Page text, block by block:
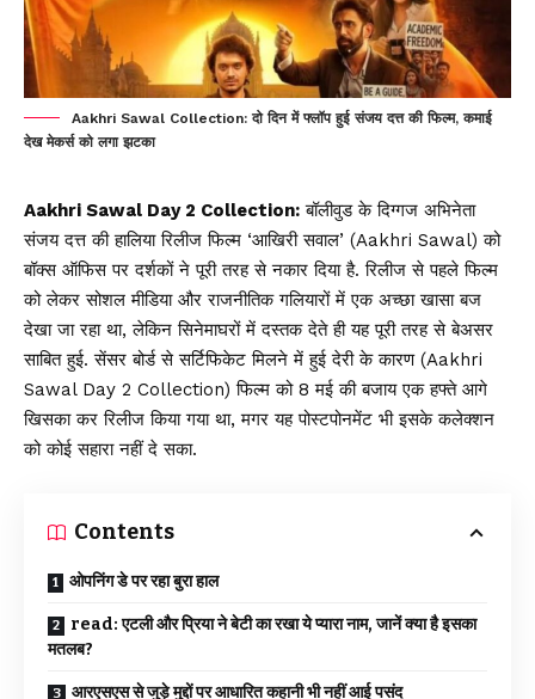
Aakhri Sawal Collection: दो दिन में फ्लॉप हुई संजय दत्त की फिल्म, कमाई
देख मेकर्स को लगा झटका
Aakhri Sawal Day 2 Collection: बॉलीवुड के दिग्गज अभिनेता
संजय दत्त की हालिया रिलीज फिल्म ‘आखिरी सवाल’ (Aakhri Sawal) को
बॉक्स ऑफिस पर दर्शकों ने पूरी तरह से नकार दिया है. रिलीज से पहले फिल्म
को लेकर सोशल मीडिया और राजनीतिक गलियारों में एक अच्छा खासा बज
देखा जा रहा था, लेकिन सिनेमाघरों में दस्तक देते ही यह पूरी तरह से बेअसर
साबित हुई. सेंसर बोर्ड से सर्टिफिकेट मिलने में हुई देरी के कारण (Aakhri
Sawal Day 2 Collection) फिल्म को 8 मई की बजाय एक हफ्ते आगे
खिसका कर रिलीज किया गया था, मगर यह पोस्टपोनमेंट भी इसके कलेक्शन
को कोई सहारा नहीं दे सका.
Contents
ओपनिंग डे पर रहा बुरा हाल
read: एटली और प्रिया ने बेटी का रखा ये प्यारा नाम, जानें क्या है इसका
मतलब?
आरएसएस से जुड़े मुद्दों पर आधारित कहानी भी नहीं आई पसंद